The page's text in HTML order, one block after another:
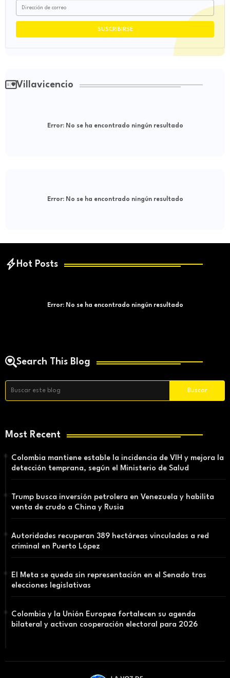
Villavicencio
Error:No se ha encontrado ningún resultado
Error:No se ha encontrado ningún resultado
Hot Posts
Error:No se ha encontrado ningún resultado
Search This Blog
Most Recent
Colombia mantiene estable la incidencia de VIH y mejora la
detección temprana, según el Ministerio de Salud
Trump busca inversión petrolera en Venezuela y habilita
venta de crudo a China y Rusia
Autoridades recuperan 389 hectáreas vinculadas a red
criminal en Puerto López
El Meta se queda sin representación en el Senado tras
elecciones legislativas
Colombia y la Unión Europea fortalecen su agenda
bilateral y activan cooperación electoral para 2026